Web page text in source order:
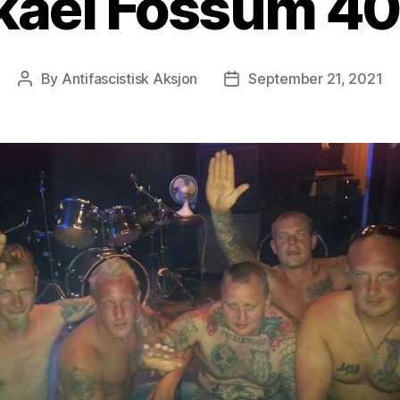
Post
By Antifascistisk Aksjon
PostSeptember 21, 2021